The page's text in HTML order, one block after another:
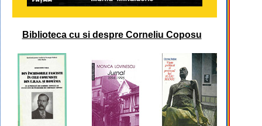
Biblioteca cu si despre Corneliu Coposu